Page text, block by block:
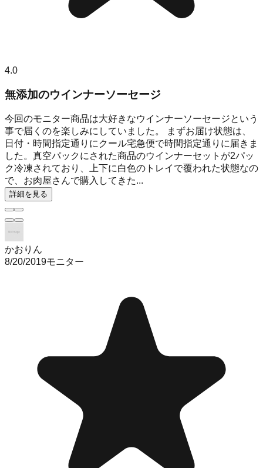
4.0
無添加のウインナーソーセージ
今回のモニター商品は大好きなウインナーソーセージという
事で届くのを楽しみにしていました。 まずお届け状態は、
日付・時間指定通りにクール宅急便で時間指定通りに届きま
した。真空パックにされた商品のウインナーセットが2パッ
ク冷凍されており、上下に白色のトレイで覆われた状態なの
で、お肉屋さんで購入してきた...
詳細を見る
かおりん
8/20/2019モニター